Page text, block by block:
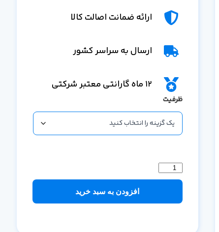
ارائه ضمانت اصالت کالا
ارسال به سراسر کشور
12 ماه گارانتی معتبر شرکتی
ظرفیت
افزودن به سبد خرید